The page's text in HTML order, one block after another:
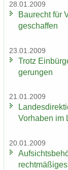
28.01.2009
Bau­recht für
ge­schaf­fen
23.01.2009
Trotz
ge­run­gen
21.01.2009
Vorhaben im
20.01.2009